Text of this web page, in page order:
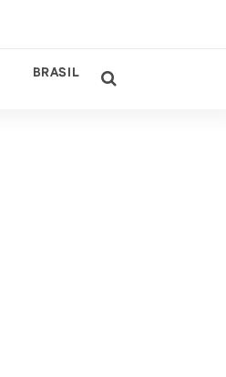
BRASIL